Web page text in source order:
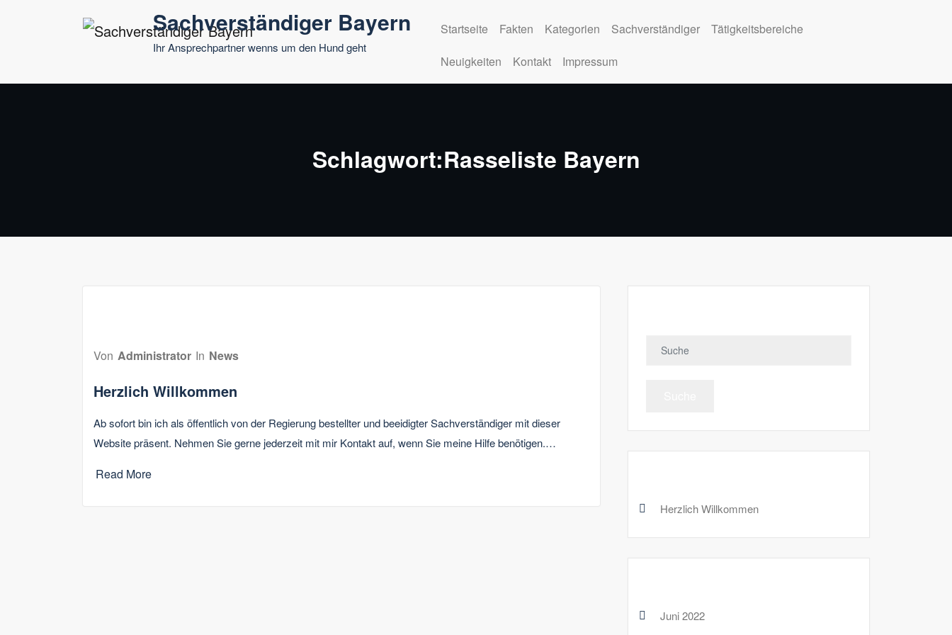
Sachverständiger Bayern
Ihr Ansprechpartner wenns um den Hund geht
Startseite Fakten Kategorien Sachverständiger
Tätigkeitsbereiche
Neuigkeiten
Kontakt Impressum
Schlagwort:Rasseliste Bayern
Von Administrator In News
Herzlich Willkommen
Ab sofort bin ich als öffentlich von der Regierung bestellter und beeidigter Sachverständiger mit dieser
Website präsent. Nehmen Sie gerne jederzeit mit mir Kontakt auf, wenn Sie meine Hilfe benötigen.…
Read More
Herzlich Willkommen
Juni 2022